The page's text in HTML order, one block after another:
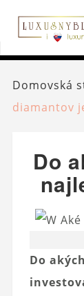
Domovská
diamantov
Do
Do